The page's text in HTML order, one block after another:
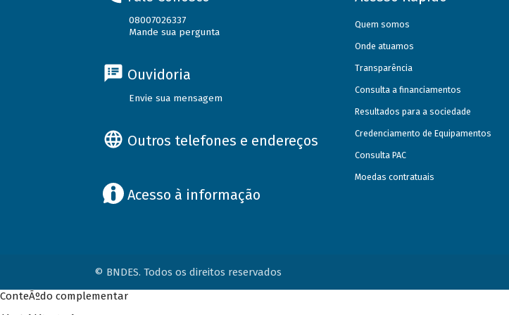
08007026337
Mande sua pergunta
Ouvidoria
Envie sua mensagem
Outros telefones e endereços
Acesso à informação
Quem somos
Onde atuamos
Transparência
Consulta a financiamentos
Resultados para a sociedade
Credenciamento de Equipamentos
Consulta PAC
Moedas contratuais
© BNDES. Todos os direitos reservados
ConteÃºdo complementar